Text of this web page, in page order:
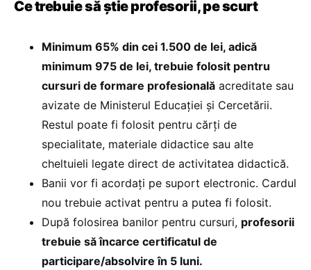
Ce trebuie să știe profesorii, pe scurt
Minimum 65% din cei 1.500 de lei, adică
minimum 975 de lei, trebuie folosit pentru
cursuri de formare profesională acreditate sau
avizate de Ministerul Educației și Cercetării.
Restul poate fi folosit pentru cărți de
specialitate, materiale didactice sau alte
cheltuieli legate direct de activitatea didactică.
Banii vor fi acordați pe suport electronic. Cardul
nou trebuie activat pentru a putea fi folosit.
După folosirea banilor pentru cursuri, profesorii
trebuie să încarce certificatul de
participare/absolvire în 5 luni.